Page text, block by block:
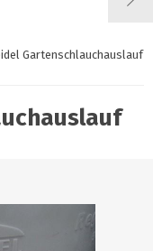
Gartenschlauchauslauf